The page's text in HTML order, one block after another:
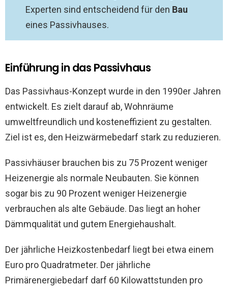
Experten sind entscheidend für den Bau
eines Passivhauses.
Einführung in das Passivhaus
Das Passivhaus-Konzept wurde in den 1990er Jahren
entwickelt. Es zielt darauf ab, Wohnräume
umweltfreundlich und kosteneffizient zu gestalten.
Ziel ist es, den Heizwärmebedarf stark zu reduzieren.
Passivhäuser brauchen bis zu 75 Prozent weniger
Heizenergie als normale Neubauten. Sie können
sogar bis zu 90 Prozent weniger Heizenergie
verbrauchen als alte Gebäude. Das liegt an hoher
Dämmqualität und gutem Energiehaushalt.
Der jährliche Heizkostenbedarf liegt bei etwa einem
Euro pro Quadratmeter. Der jährliche
Primärenergiebedarf darf 60 Kilowattstunden pro